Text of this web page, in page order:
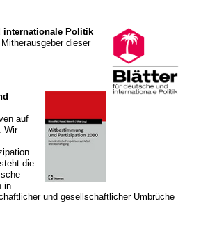
internationale Politik
dieser
auf
Wir
die
in
und gesellschaftlicher Umbrüche